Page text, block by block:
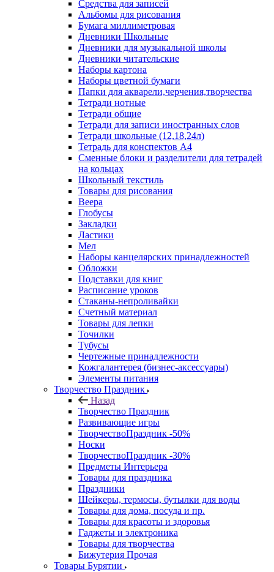
Средства для записей
Альбомы для рисования
Бумага миллиметровая
Дневники Школьные
Дневники для музыкальной школы
Дневники читательские
Наборы картона
Наборы цветной бумаги
Папки для акварели,черчения,творчества
Тетради нотные
Тетради общие
Тетради для записи иностранных слов
Тетради школьные (12,18,24л)
Тетрадь для конспектов А4
Сменные блоки и разделители для тетрадей
на кольцах
Школьный текстиль
Товары для рисования
Веера
Глобусы
Закладки
Ластики
Мел
Наборы канцелярских принадлежностей
Обложки
Подставки для книг
Расписание уроков
Стаканы-непроливайки
Счетный материал
Товары для лепки
Точилки
Тубусы
Чертежные принадлежности
Кожгалантерея (бизнес-аксессуары)
Элементы питания
Творчество Праздник
Назад
Творчество Праздник
Развивающие игры
ТворчествоПраздник -50%
Носки
ТворчествоПраздник -30%
Предметы Интерьера
Товары для праздника
Праздники
Шейкеры, термосы, бутылки для воды
Товары для дома, посуда и пр.
Товары для красоты и здоровья
Гаджеты и электроника
Товары для творчества
Бижутерия Прочая
Товары Бурятии